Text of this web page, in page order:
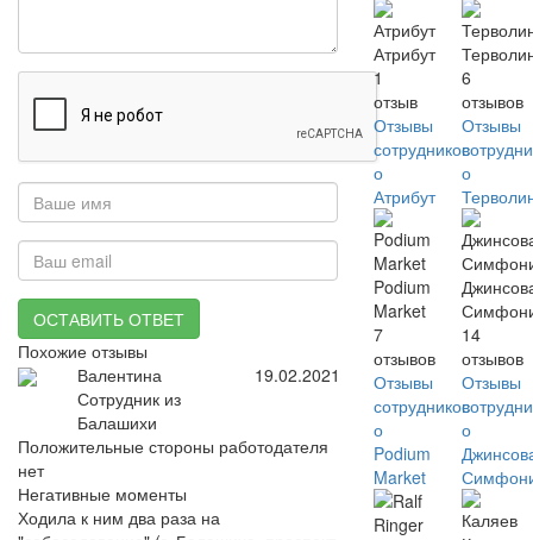
ОСТАВИТЬ ОТВЕТ
Похожие отзывы
Валентина
Сотрудник из
Балашихи
19.02.2021
Положительные стороны работодателя
нет
Негативные моменты
Ходила к ним два раза на
Атрибут
1
отзыв
Отзывы
сотрудников
о
Атрибут
6
отзывов
Отзывы
о
Podium
Market
7
отзывов
Отзывы
сотрудников
о
Podium
Market
14
отзывов
Отзывы
о